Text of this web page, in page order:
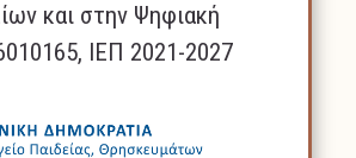
και στην Ψηφιακή
ΙΕΠ 2021-2027